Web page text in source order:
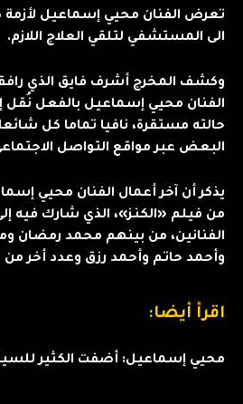
تعرض الفنان محيي إسماعيل لأزمة
الى المستشفي لتلقي العلاج اللازم.
وكشف المخرج أشرف فايق الذي
الفنان محيي إسماعيل بالفعل
حالته مستقرة، نافيا تماما كل
البعض عبر مواقع التواصل
يذكر أن آخر أعمال الفنان محيي
من فيلم «الكنز»، الذي شارك فيه
الفنانين، من بينهم محمد
وأحمد حاتم وأحمد رزق وعدد أخر من
اقرأ أيضا:
محيي إسماعيل: أضفت الكثير